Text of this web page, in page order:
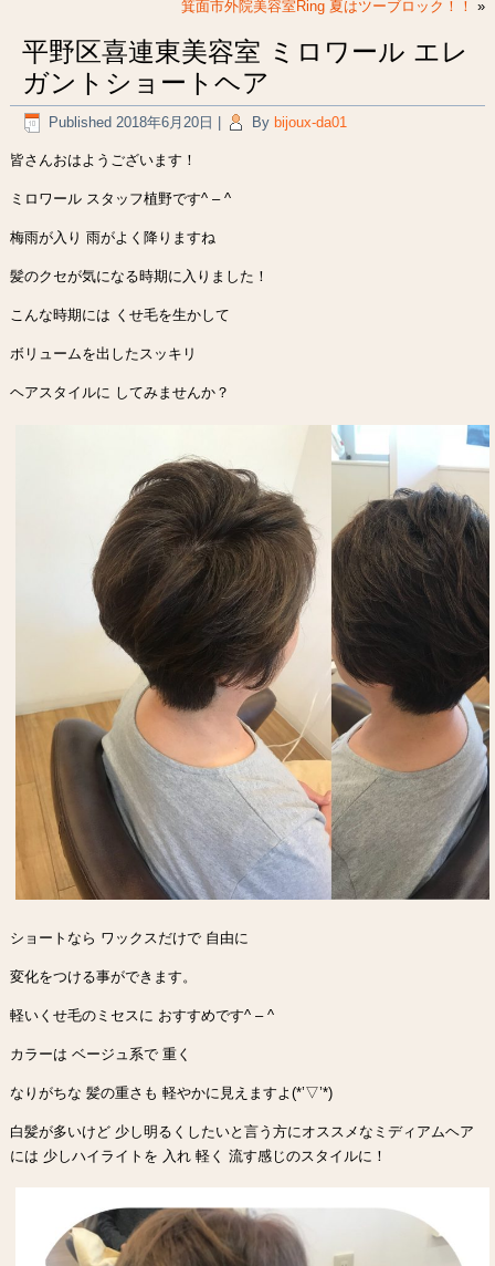
箕面市外院美容室Ring 夏はツーブロック！！ »
平野区喜連東美容室 ミロワール エレ
ガントショートヘア
Published 2018年6月20日 By bijoux-da01
皆さんおはようございます！
ミロワール スタッフ植野です^ – ^
梅雨が入り 雨がよく降りますね
髪のクセが気になる時期に入りました！
こんな時期には くせ毛を生かして
ボリュームを出したスッキリ
ヘアスタイルに してみませんか？
ショートなら ワックスだけで 自由に
変化をつける事ができます。
軽いくせ毛のミセスに おすすめです^ – ^
カラーは ベージュ系で 重く
なりがちな 髪の重さも 軽やかに見えますよ(*’▽’*)
白髪が多いけど 少し明るくしたいと言う方にオススメなミディアムヘア
には 少しハイライトを 入れ 軽く 流す感じのスタイルに！